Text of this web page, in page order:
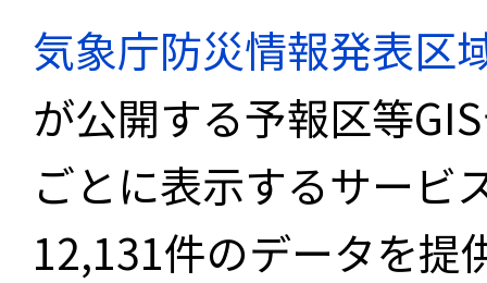
気象庁防災情報発表区
が公開する予報区等
ごとに表示するサービ
12,131件のデータを提